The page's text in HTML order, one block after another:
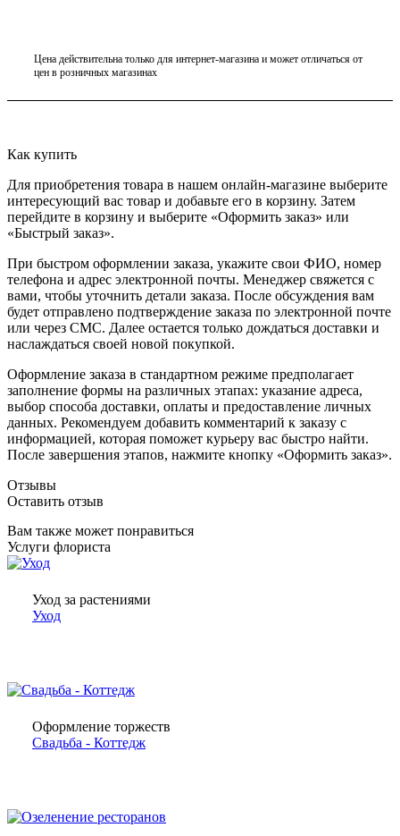
Цена действительна только для интернет-магазина и может отличаться от
цен в розничных магазинах
Как купить
Для приобретения товара в нашем онлайн-магазине выберите
интересующий вас товар и добавьте его в корзину. Затем
перейдите в корзину и выберите «Оформить заказ» или
«Быстрый заказ».
При быстром оформлении заказа, укажите свои ФИО, номер
телефона и адрес электронной почты. Менеджер свяжется с
вами, чтобы уточнить детали заказа. После обсуждения вам
будет отправлено подтверждение заказа по электронной почте
или через СМС. Далее остается только дождаться доставки и
наслаждаться своей новой покупкой.
Оформление заказа в стандартном режиме предполагает
заполнение формы на различных этапах: указание адреса,
выбор способа доставки, оплаты и предоставление личных
данных. Рекомендуем добавить комментарий к заказу с
информацией, которая поможет курьеру вас быстро найти.
После завершения этапов, нажмите кнопку «Оформить заказ».
Отзывы
Оставить отзыв
Вам также может понравиться
Услуги флориста
Уход за растениями
Уход
Оформление торжеств
Свадьба - Коттедж